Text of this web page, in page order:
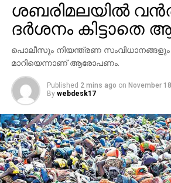
ശബരിമലയില്‍
ദര്‍ശനം കിട്ടാതെ
പൊലീസും നിയന്ത്രണ സംവിധാനങ്ങളും
മാറിയെന്നാണ് ആരോപണം.
Published 2 mins ago on November
By webdesk17